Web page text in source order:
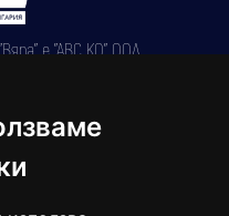
е "АВС КО" ООД,